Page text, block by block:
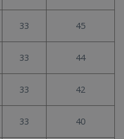
33 45
33 44
33 42
33 40